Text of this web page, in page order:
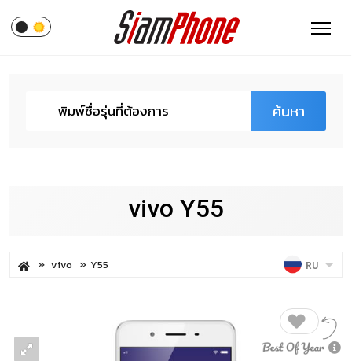
ค้นหา
vivo Y55
vivo Y55 RU